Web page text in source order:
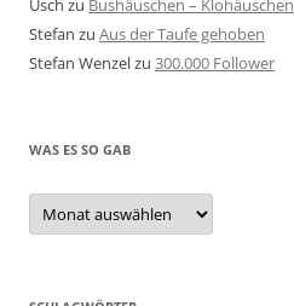
Usch zu Bushäuschen – Klohäuschen
Stefan zu Aus der Taufe gehoben
Stefan Wenzelzu 300.000 Follower
WAS ES SO GAB
Was
es
so